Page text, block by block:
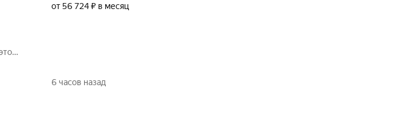
от 56 724 ₽ в месяц
6 часов назад